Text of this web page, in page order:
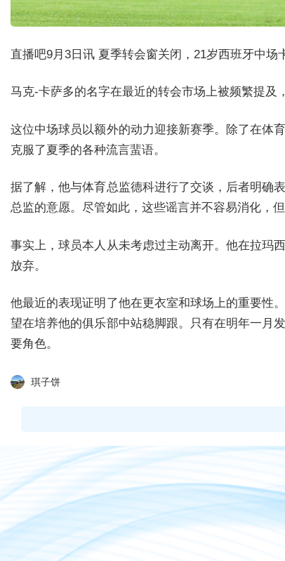
直播吧9月3日讯 夏季转会窗关闭，21岁西班牙中
马克-卡萨多的名字在最近的转会市场上被频繁提及
这位中场球员以额外的动力迎接新赛季。除了在体
克服了夏季的各种流言蜚语。
据了解，他与体育总监德科进行了交谈，后者明确
总监的意愿。尽管如此，这些谣言并不容易消化，
事实上，球员本人从未考虑过主动离开。他在拉玛
放弃。
他最近的表现证明了他在更衣室和球场上的重要性
望在培养他的俱乐部中站稳脚跟。只有在明年一月
要角色。
琪子饼